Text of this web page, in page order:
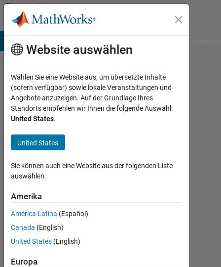
Weiter zum Inhalt
Community
Profile
Samir
Mitha
Aktiv
2020
Followers:
Following:
0
Follow
Website auswählen
Wählen Sie eine Website aus, um übersetzte Inhalte
(sofern verfügbar) sowie lokale Veranstaltungen und
Angebote anzuzeigen. Auf der Grundlage Ihres
Standorts empfehlen wir Ihnen die folgende Auswahl:
United States.
United States
Sie können auch eine Website aus der folgenden Liste
auswählen:
Amerika
América Latina (Español)
Canada (English)
United States (English)
Europa